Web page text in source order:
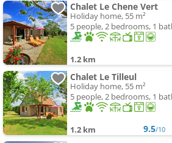
Chalet Le Chene Vert
Holiday home, 55 m²
5 people, 2 bedrooms, 1
1.2 km
Chalet Le Tilleul
Holiday home, 55 m²
5 people, 2 bedrooms, 1
1.2 km 9.5/10